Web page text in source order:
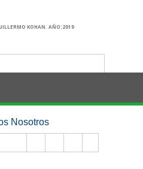
KOHAN. AÑO:2019